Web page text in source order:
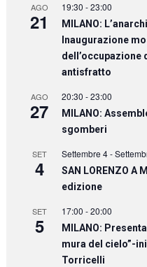
AGO
21
19:30 -23:00
MILANO:
Inaugurazione
dell’occupazione
antisfratto
AGO
27
20:30 -23:00
MILANO:
sgomberi
SET
4
Settembre 4-
SAN LORENZO A
edizione
SET
5
17:00 -20:00
MILANO:
mura del cielo”-
Torricelli